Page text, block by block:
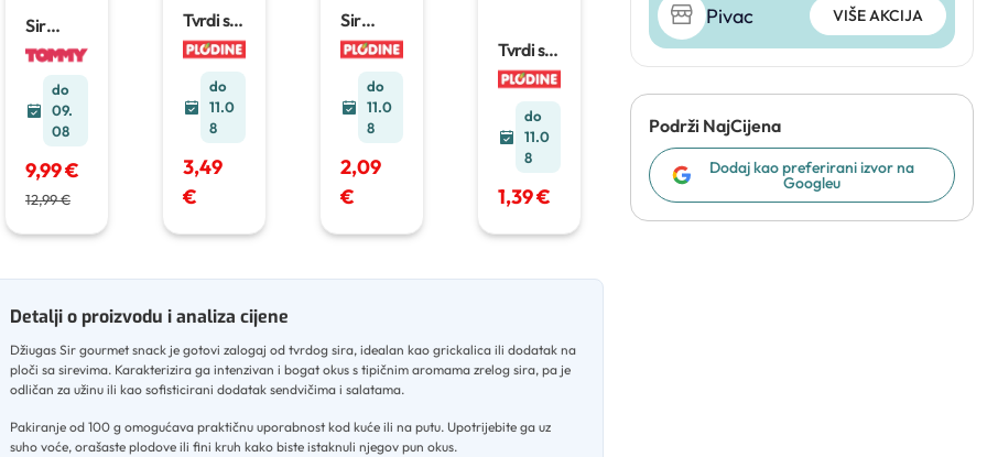
Sir
Bokun
300 g
do
09.
08
9,99 €
12,99 €
Tvrdi sir
200 g
do
11.0
8
3,49
€
Sir
Pagus
100 g
do
11.0
8
2,09
€
Tvrdi sir
100 g
do
11.0
8
1,39 €
Detalji o proizvodu i analiza cijene
Džiugas Sir gourmet snack je gotovi zalogaj od tvrdog sira, idealan kao grickalica ili dodatak na
ploči sa sirevima. Karakterizira ga intenzivan i bogat okus s tipičnim aromama zrelog sira, pa je
odličan za užinu ili kao sofisticirani dodatak sendvičima i salatama.
Pakiranje od 100 g omogućava praktičnu uporabnost kod kuće ili na putu. Upotrijebite ga uz
suho voće, orašaste plodove ili fini kruh kako biste istaknuli njegov pun okus.
Pivac VIŠE AKCIJA
Podrži NajCijena
Dodaj kao preferirani izvor na
Googleu